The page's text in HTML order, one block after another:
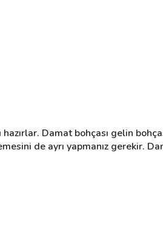
Damat bohçası gelin
de ayrı yapmanız gerekir.